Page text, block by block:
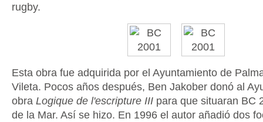
rugby.
Esta obra fue adquirida por el Ayuntamiento de
Vileta. Pocos años después, Ben Jakober donó al
obra Logique de l'escripture IIIpara que situaran BC
de la Mar. Así se hizo. En 1996 el autor añadió dos